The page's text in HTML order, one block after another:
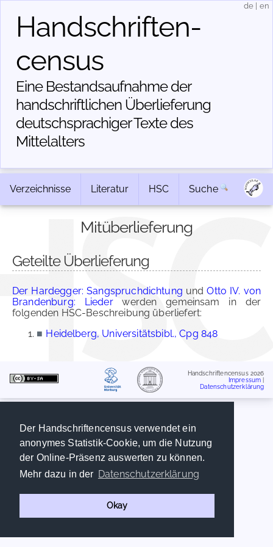
Der Handschriftencensus verwendet ein
anonymes Statistik-Cookie, um die Nutzung
der Online-Präsenz auswerten zu können.
Mehr dazu in der Datenschutzerklärung
Okay
Handschriften­
census
Eine Bestandsaufnahme der
handschriftlichen Über­lieferung
deutschsprachiger Texte des
Mittelalters
de en
Verzeichnisse Literatur HSC Suche
Mitüberlieferung
Geteilte Überlieferung
Der Hardegger: Sangspruchdichtung undOtto IV. von
Brandenburg: Liederwerden gemeinsam in der
folgenden HSC-Beschreibung überliefert:
■ Heidelberg, Universitätsbibl., Cpg 848
Handschriftencensus 2026
Impressum
Datenschutzerklärung